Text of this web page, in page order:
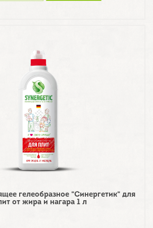
гелеобразное "Синергетик" для
от жира и нагара 1 л